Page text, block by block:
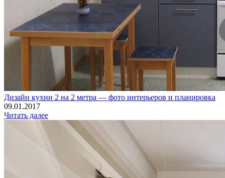
Дизайн кухни 2 на 2 метра — фото интерьеров и планировка
09.01.2017
Читать далее